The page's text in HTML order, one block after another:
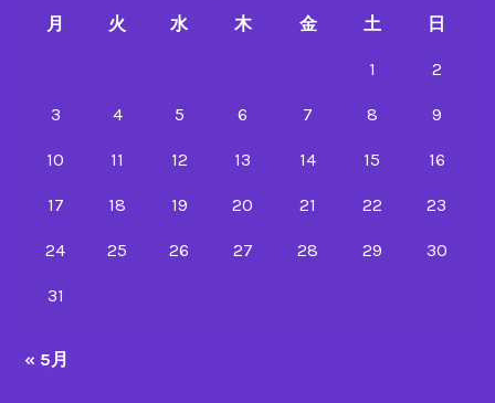
月 火 水 木 金 土 日
1 2
3 4 5 6 7 8 9
10 11 12 13 14 15 16
17 18 19 20 21 22 23
24 25 26 27 28 29 30
31
« 5月